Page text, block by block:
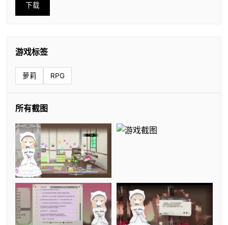
下载
游戏标签
萝莉 RPG
所有截图